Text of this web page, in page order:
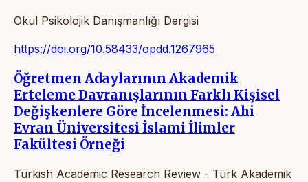
Okul Psikolojik Danışmanlığı Dergisi
https://doi.org/10.58433/opdd.1267965
Öğretmen Adaylarının Akademik
Erteleme Davranışlarının Farklı Kişisel
Değişkenlere Göre İncelenmesi: Ahi
Evran Üniversitesi İslami İlimler
Fakültesi Örneği
Turkish Academic Research Review - Türk Akademik